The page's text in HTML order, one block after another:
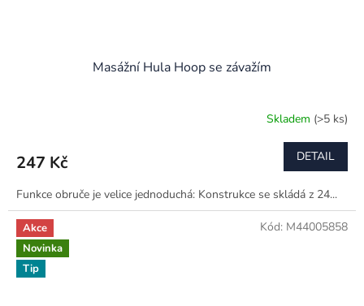
Masážní Hula Hoop se závažím
Skladem (>5 ks)
247 Kč DETAIL
Funkce obruče je velice jednoduchá: Konstrukce se skládá z 24...
Akce
Novinka
Tip
Kód: M44005858